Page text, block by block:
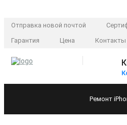
Отправка новой почтой
Гарантия
Цена Контакты
Ремонт